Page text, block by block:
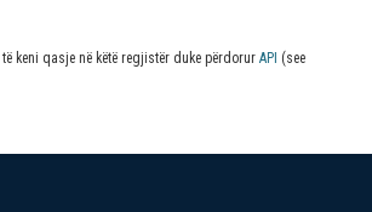
keni qasje në këtë regjistër duke përdorur API (see